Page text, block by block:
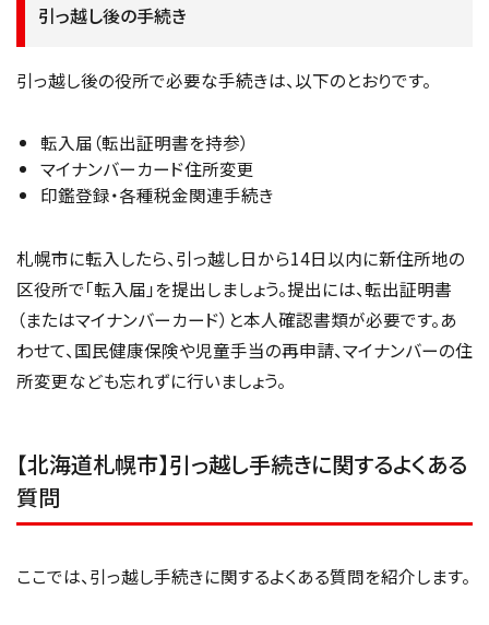
引っ越し後の手続き
引っ越し後の役所で必要な手続きは、以下のとおりです。
転入届（転出証明書を持参）
マイナンバーカード住所変更
印鑑登録・各種税金関連手続き
札幌市に転入したら、引っ越し日から14日以内に新住所地の
区役所で「転入届」を提出しましょう。提出には、転出証明書
（またはマイナンバーカード）と本人確認書類が必要です。あ
わせて、国民健康保険や児童手当の再申請、マイナンバーの住
所変更なども忘れずに行いましょう。
【北海道札幌市】引っ越し手続きに関するよくある
質問
ここでは、引っ越し手続きに関するよくある質問を紹介します。